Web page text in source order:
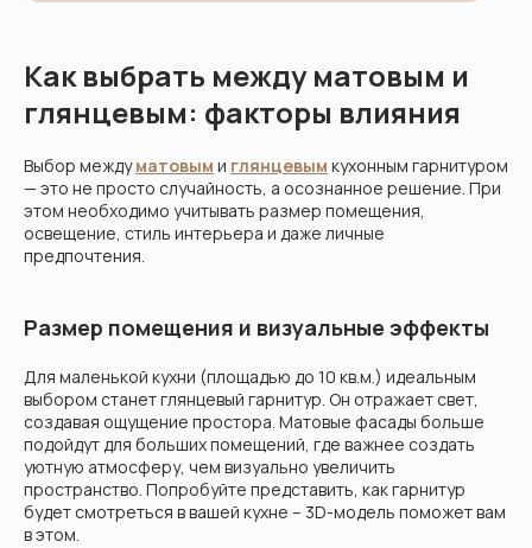
Как выбрать между матовым и
глянцевым: факторы влияния
Выбор междуматовым и глянцевым кухонным гарнитуром
— это не просто случайность, а осознанное решение. При
этом необходимо учитывать размер помещения,
освещение, стиль интерьера и даже личные
предпочтения.
Размер помещения и визуальные эффекты
Для маленькой кухни (площадью до 10 кв.м.) идеальным
выбором станет глянцевый гарнитур. Он отражает свет,
создавая ощущение простора. Матовые фасады больше
подойдут для больших помещений, где важнее создать
уютную атмосферу, чем визуально увеличить
пространство. Попробуйте представить, как гарнитур
будет смотреться в вашей кухне – 3D-модель поможет вам
в этом.